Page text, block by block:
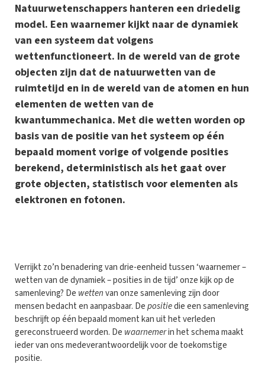
Natuurwetenschappers hanteren een driedelig
model. Een waarnemer kijkt naar de dynamiek
van een systeem dat volgens
wettenfunctioneert. In de wereld van de grote
objecten zijn dat de natuurwetten van de
ruimtetijd en in de wereld van de atomen en hun
elementen de wetten van de
kwantummechanica. Met die wetten worden op
basis van de positie van het systeem op één
bepaald moment vorige of volgende posities
berekend, deterministisch als het gaat over
grote objecten, statistisch voor elementen als
elektronen en fotonen.
Verrijkt zo’n benadering van drie-eenheid tussen ‘waarnemer –
wetten van de dynamiek – posities in de tijd’ onze kijk op de
samenleving? De wettenvan onze samenleving zijn door
mensen bedacht en aanpasbaar. Depositiedie een samenleving
beschrijft op één bepaald moment kan uit het verleden
gereconstrueerd worden. De waarnemerin het schema maakt
ieder van ons medeverantwoordelijk voor de toekomstige
positie.